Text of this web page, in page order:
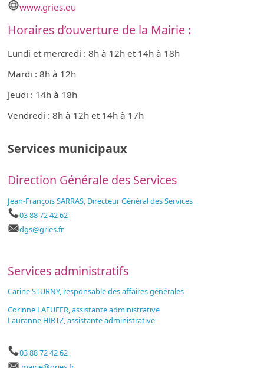
www.gries.eu
Horaires d’ouverture de la Mairie :
Lundi et mercredi : 8h à 12h et 14h à 18h
Mardi : 8h à 12h
Jeudi : 14h à 18h
Vendredi : 8h à 12h et 14h à 17h
Services municipaux
Direction Générale des Services
Jean-François SARRAS, Directeur Général des Services
03 88 72 42 62
dgs@gries.fr
Services administratifs
Carine STURNY, responsable des affaires générales
Corinne LAEUFER, assistante administrative
Lauranne HIRTZ, assistante administrative
03 88 72 42 62